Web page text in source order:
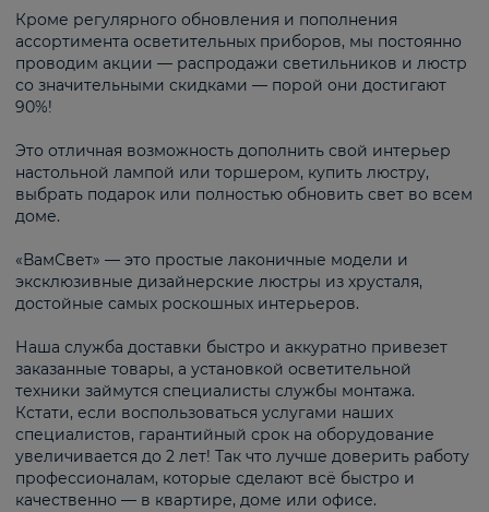
Кроме регулярного обновления и пополнения
ассортимента осветительных приборов, мы постоянно
проводим акции — распродажи светильников и люстр
со значительными скидками — порой они достигают
90%!
Это отличная возможность дополнить свой интерьер
настольной лампой или торшером, купить люстру,
выбрать подарок или полностью обновить свет во всем
доме.
«ВамСвет» — это простые лаконичные модели и
эксклюзивные дизайнерские люстры из хрусталя,
достойные самых роскошных интерьеров.
Наша служба доставки быстро и аккуратно привезет
заказанные товары, а установкой осветительной
техники займутся специалисты службы монтажа.
Кстати, если воспользоваться услугами наших
специалистов, гарантийный срок на оборудование
увеличивается до 2 лет! Так что лучше доверить работу
профессионалам, которые сделают всё быстро и
качественно — в квартире, доме или офисе.